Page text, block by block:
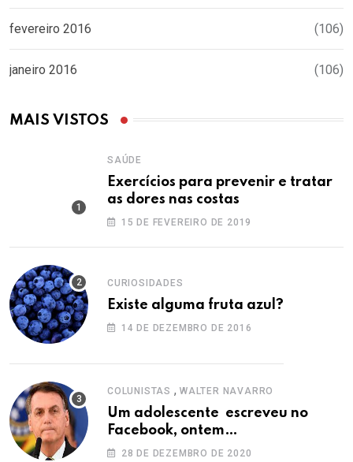
fevereiro 2016 (106)
janeiro 2016 (106)
MAIS VISTOS
SAÚDE
Exercícios para prevenir e tratar
as dores nas costas
15 DE FEVEREIRO DE 2019
CURIOSIDADES
Existe alguma fruta azul?
14 DE DEZEMBRO DE 2016
COLUNISTAS , WALTER NAVARRO
Um adolescente escreveu no
Facebook, ontem…
28 DE DEZEMBRO DE 2020